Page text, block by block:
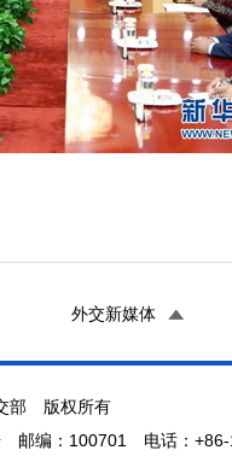
外交新媒体
部 版权所有
邮编：100701 电话：+86-